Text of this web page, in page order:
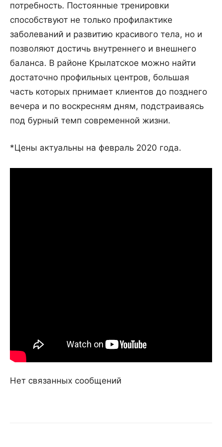
потребность. Постоянные тренировки
способствуют не только профилактике
заболеваний и развитию красивого тела, но и
позволяют достичь внутреннего и внешнего
баланса. В районе Крылатское можно найти
достаточно профильных центров, большая
часть которых прнимает клиентов до позднего
вечера и по воскресням дням, подстраиваясь
под бурный темп современной жизни.
*Цены актуальны на февраль 2020 года.
Нет связанных сообщений